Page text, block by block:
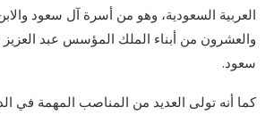
العربية السعودية، وهو من أسرة آل سعود
والعشرون من أبناء الملك المؤسس عبد
سعود.
كما أنه تولى العديد من المناصب المهمة في